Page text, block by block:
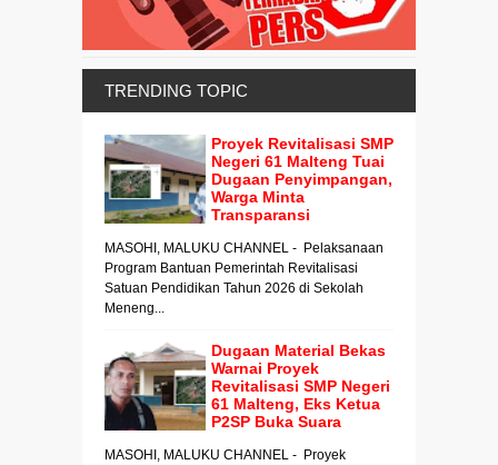
TRENDING TOPIC
Proyek Revitalisasi SMP
Negeri 61 Malteng Tuai
Dugaan Penyimpangan,
Warga Minta
Transparansi
MASOHI, MALUKU CHANNEL - Pelaksanaan
Program Bantuan Pemerintah Revitalisasi
Satuan Pendidikan Tahun 2026 di Sekolah
Meneng...
Dugaan Material Bekas
Warnai Proyek
Revitalisasi SMP Negeri
61 Malteng, Eks Ketua
P2SP Buka Suara
MASOHI, MALUKU CHANNEL - Proyek